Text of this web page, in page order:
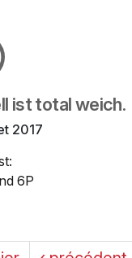
ist total weich.
2017
6P